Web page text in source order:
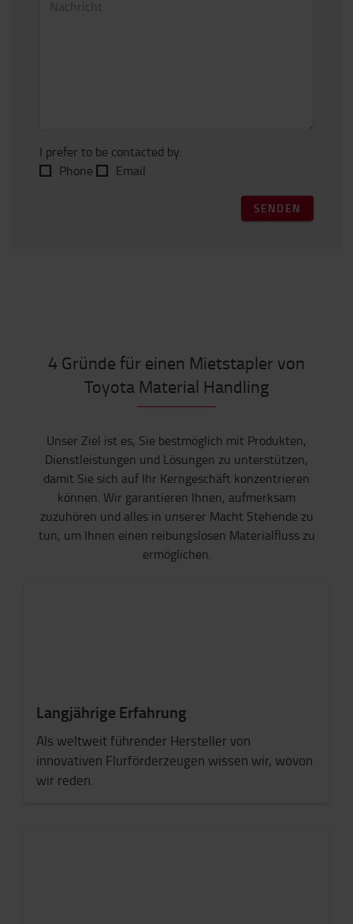
I prefer to be contacted by:
Phone
Email
SENDEN
4 Gründe für einen Mietstapler von
Toyota Material Handling
Unser Ziel ist es, Sie bestmöglich mit Produkten,
Dienstleistungen und Lösungen zu unterstützen,
damit Sie sich auf Ihr Kerngeschäft konzentrieren
können. Wir garantieren Ihnen, aufmerksam
zuzuhören und alles in unserer Macht Stehende zu
tun, um Ihnen einen reibungslosen Materialfluss zu
ermöglichen.
Langjährige Erfahrung
Als weltweit führender Hersteller von
innovativen Flurförderzeugen wissen wir, wovon
wir reden.